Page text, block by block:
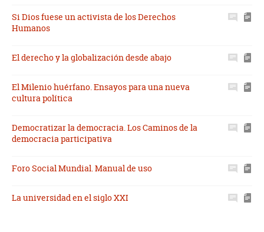
Si Dios fuese un activista de los Derechos
Humanos
El derecho y la globalización desde abajo
El Milenio huérfano. Ensayos para una nueva
cultura política
Democratizar la democracia. Los Caminos de la
democracia participativa
Foro Social Mundial. Manual de uso
La universidad en el siglo XXI